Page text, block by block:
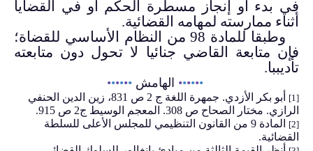
في بدء أو إنجاز مسطرة الحكم أو في القضايا
أثناء ممارسته لمهامه القضائية.
وطبقا للمادة 98 من النظام الأساسي للقضاة؛
فإن متابعة القاضي جنائيا لا تحول دون متابعته
تأديببا.
•
•
•
•
•
• الهامش •
•
•
•
•
•
[1]
أبو بكر الأزدي. جمهرة اللغة ج 2 ص 831، زين الدين الحنفي
الرازي. مختار الصحاح ص 308. المعجم الوسيط ج2 ص 915.
[2]
المادة 9 من القانون التنظيمي للمجلس الأعلى للسلطة
القضائية.